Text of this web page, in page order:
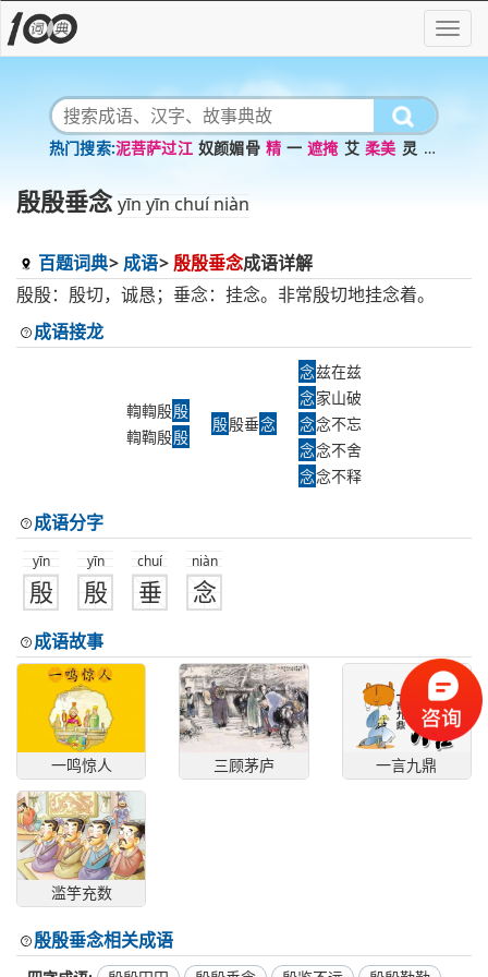
泥菩萨过江 奴颜媚骨 精 一 遮掩 艾 柔美 灵 槌
殷殷垂念 yīn yīn chuí niàn
百题词典 成语 殷殷垂念成语详解
殷殷：殷切，诚恳；垂念：挂念。非常殷切地挂念着。
成语接龙
輷輷殷殷
輷鞫殷殷
殷殷垂念
念兹在兹
念家山破
念念不忘
念念不舍
念念不释
成语分字
yīn
殷
yīn
殷
chuí
垂
niàn
念
成语故事
一鸣惊人 三顾茅庐 一言九鼎
滥竽充数
殷殷垂念相关成语